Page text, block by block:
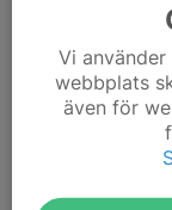
Vi
webbplats
även för